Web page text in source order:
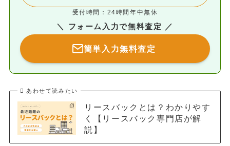
受付時間：24時間年中無休
＼ フォーム入力で無料査定 ／
簡単入力無料査定
あわせて読みたい
リースバックとは？わかりやす
く【リースバック専門店が解
説】